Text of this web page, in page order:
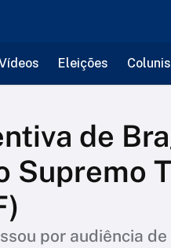
Eleições
de
Supremo
por audiência